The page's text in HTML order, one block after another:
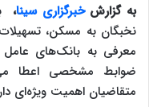
به گزارشخبرگزاری سینا،
نخبگان به مسکن،
معرفی به بانک‌های عامل
ضوابط مشخصی اعطا
متقاضیان اهمیت ویژه‌ای